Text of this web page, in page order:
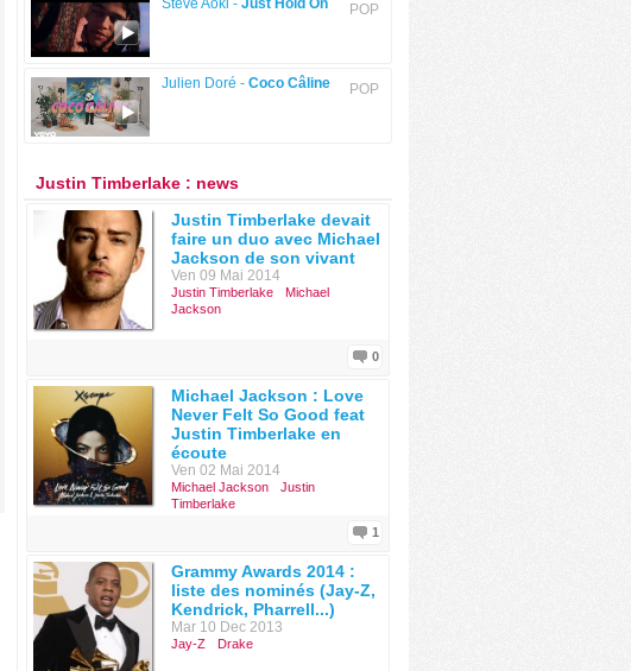
POP
Steve Aoki - Just Hold On
POP
Julien Doré - Coco Câline
Justin Timberlake : news
Justin Timberlake devait
faire un duo avec Michael
Jackson de son vivant
Ven 09 Mai 2014
Justin Timberlake
Michael
Jackson
0
Michael Jackson : Love
Never Felt So Good feat
Justin Timberlake en
écoute
Ven 02 Mai 2014
Michael Jackson
Justin
Timberlake
1
Grammy Awards 2014 :
liste des nominés (Jay-Z,
Kendrick, Pharrell...)
Mar 10 Dec 2013
Jay-Z Drake